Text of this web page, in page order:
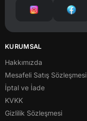
KURUMSAL
Hakkımızda
Mesafeli Satış Sözleşmesi
İptal ve İade
KVKK
Gizlilik Sözleşmesi